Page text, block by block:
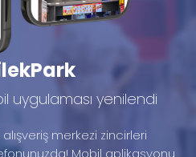
uygulaması yenilendi
merkezi zincirleri